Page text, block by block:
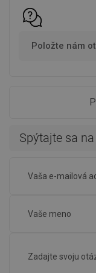
Položte nám
Spýtajte sa